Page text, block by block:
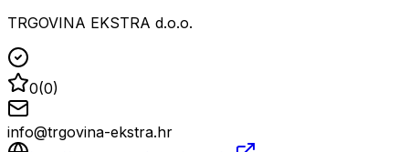
TRGOVINA EKSTRA d.o.o.
0(0)
info@trgovina-ekstra.hr